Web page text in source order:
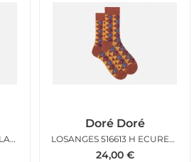
MAILLE UNIE 516844 H BLANC
Doré Doré
LOSANGES 516613 H ECUREUIL
24,00 €